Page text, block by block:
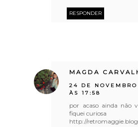
RESPONDER
MAGDA
24 DE
ÀS 17:58
por acaso ainda não
fiquei curiosa
http://